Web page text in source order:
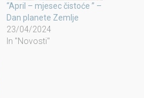
“April – mjesec čistoće ” –
Dan planete Zemlje
23/04/2024
In "Novosti"